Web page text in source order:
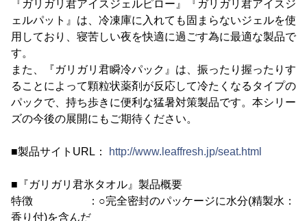
『ガリガリ君アイスジェルピロー』『ガリガリ君アイスジ
ェルパット』は、冷凍庫に入れても固まらないジェルを使
用しており、寝苦しい夜を快適に過ごす為に最適な製品で
す。
また、『ガリガリ君瞬冷パック』は、振ったり握ったりす
ることによって顆粒状薬剤が反応して冷たくなるタイプの
パックで、持ち歩きに便利な猛暑対策製品です。本シリー
ズの今後の展開にもご期待ください。
■製品サイトURL： http://www.leaffresh.jp/seat.html
■『ガリガリ君氷タオル』製品概要
特徴 ：○完全密封のパッケージに水分(精製水：
香り付)を含んだ